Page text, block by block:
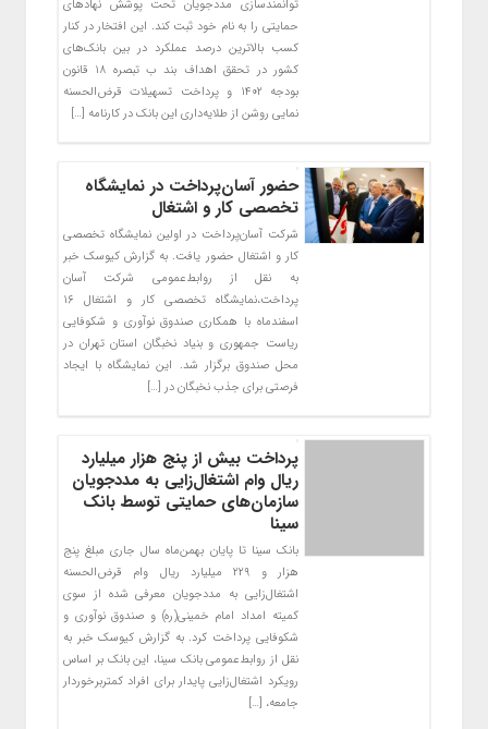
توانمندسازی مددجویان تحت پوشش نهادهای
حمایتی را به نام خود ثبت کند. این افتخار در کنار
کسب بالاترین درصد عملکرد در بین بانک‌های
کشور در تحقق اهداف بند ب تبصره ۱۸ قانون
بودجه ۱۴۰۲ و پرداخت تسهیلات قرض‌الحسنه
نمایی روشن از طلایه‌داری این بانک در کارنامه […]
حضور آسان‌پرداخت در نمایشگاه
تخصصی کار و اشتغال
شرکت آسان‌پرداخت در اولین نمایشگاه تخصصی
کار و اشتغال حضور یافت. به گزارش کیوسک خبر
به نقل از روابط‌عمومی شرکت آسان
پرداخت،نمایشگاه تخصصی کار و اشتغال ۱۶
اسفندماه با همکاری صندوق نوآوری و شکوفایی
ریاست جمهوری و بنیاد نخبگان استان تهران در
محل صندوق برگزار شد. این نمایشگاه با ایجاد
فرصتی برای جذب نخبگان در […]
پرداخت بیش از پنج هزار میلیارد
ریال وام اشتغال‌زایی به مددجویان
سازمان‌های حمایتی توسط بانک
سینا
بانک سینا تا پایان بهمن‌ماه سال جاری مبلغ پنج
هزار و ۲۲۹ میلیارد ریال وام قرض‌الحسنه
اشتغال‌زایی به مددجویان معرفی شده از سوی
کمیته امداد امام خمینی(ره) و صندوق نوآوری و
شکوفایی پرداخت کرد. به گزارش کیوسک خبر به
نقل از روابط‌عمومی بانک سینا، این بانک بر اساس
رویکرد اشتغال‌زایی پایدار برای افراد کمتربرخوردار
جامعه، […]